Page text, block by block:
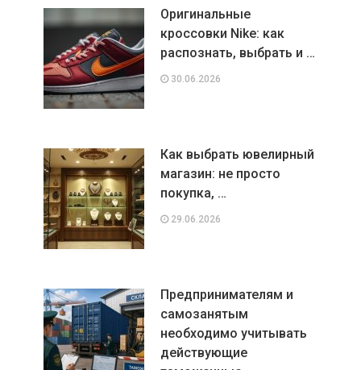
Оригинальные
кроссовки Nike: как
распознать, выбрать и …
30.06.2026
Как выбрать ювелирный
магазин: не просто
покупка, …
29.06.2026
Предпринимателям и
самозанятым
необходимо учитывать
действующие